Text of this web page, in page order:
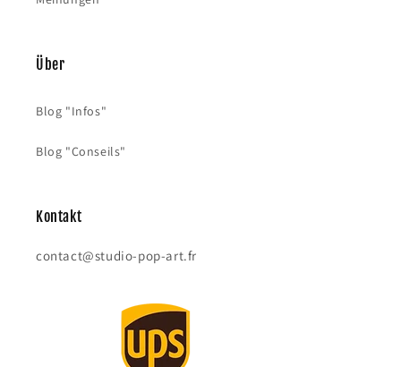
Über
Blog "Infos"
Blog "Conseils"
Kontakt
contact@studio-pop-art.fr